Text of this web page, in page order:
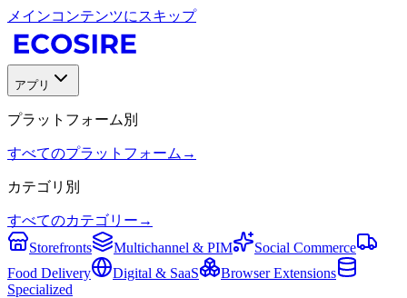
メインコンテンツにスキップ
アプリ
プラットフォーム別
すべてのプラットフォーム →
カテゴリ別
すべてのカテゴリー →
Storefronts
Multichannel & PIM
Social Commerce
Food Delivery
Digital & SaaS
Browser Extensions
Specialized